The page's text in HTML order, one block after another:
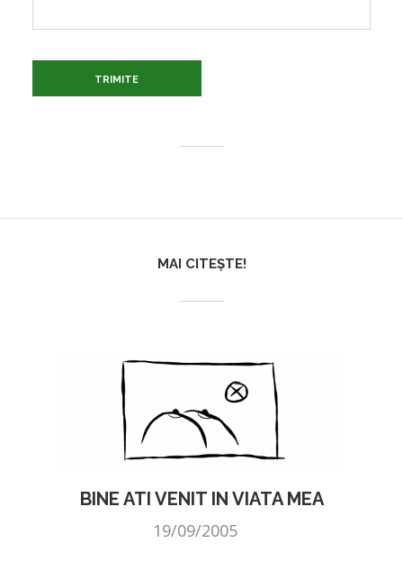
MAI CITEȘTE!
BINE ATI VENIT IN VIATA MEA
19/09/2005